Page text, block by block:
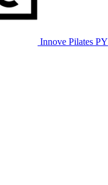
Innove Pilates PY